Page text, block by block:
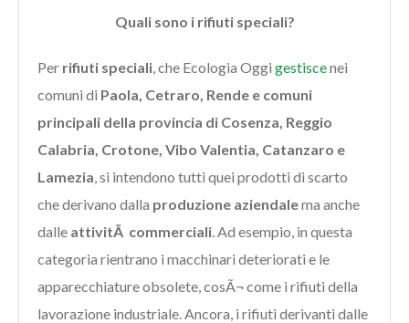
Quali sono i rifiuti speciali?
Per rifiuti speciali , che Ecologia Oggi gestiscenei
comuni di Paola, Cetraro, Rende e comuni
principali della provincia di Cosenza, Reggio
Calabria, Crotone, Vibo Valentia, Catanzaro e
Lamezia , si intendono tutti quei prodotti di scarto
che derivano dalla produzione aziendalema anche
dalle attivitÃ commerciali . Ad esempio, in questa
categoria rientrano i macchinari deteriorati e le
apparecchiature obsolete, cosÃ¬ come i rifiuti della
lavorazione industriale. Ancora, i rifiuti derivanti dalle